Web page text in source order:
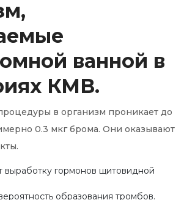
ванной в
КМВ.
в организм проникает до
0.3 мкг брома. Они оказывают
выработку гормонов щитовидной
образования тромбов.